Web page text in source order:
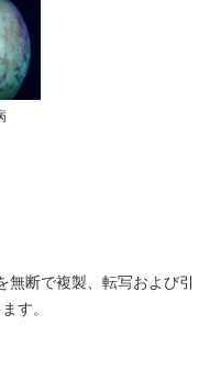
断で複製、転写および引
す。